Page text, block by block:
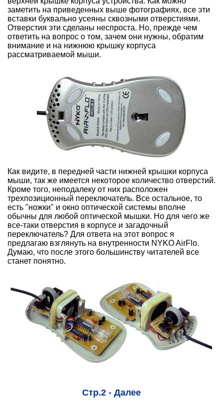
заметить на приведенных выше фотографиях, все эти
вставки буквально усеяны сквозными отверстиями.
Отверстия эти сделаны неспроста. Но, прежде чем
ответить на вопрос о том, зачем они нужны, обратим
внимание и на нижнюю крышку корпуса
рассматриваемой мыши.
Как видите, в передней части нижней крышки корпуса
мыши, так же имеется некоторое количество отверстий.
Кроме того, неподалеку от них расположен
трехпозиционный переключатель. Все остальное, то
есть "ножки" и окно оптической системы вполне
обычны для любой оптической мышки. Но для чего же
все-таки отверстия в корпусе и загадочный
переключатель? Для ответа на этот вопрос я
предлагаю взглянуть на внутренности NYKO AirFlo.
Думаю, что после этого большинству читателей все
станет понятно.
Стр.2 - Далее